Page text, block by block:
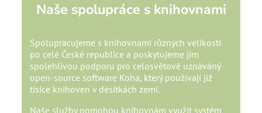
Naše spolupráce s knihovnami
Spolupracujeme s knihovnami různých velikostí
po celé České republice a poskytujeme jim
spolehlivou podporu pro celosvětově uznáváný
open-source software Koha, který používají již
tisíce knihoven v desítkách zemí.
Naše služby pomohou knihovnám využít systém